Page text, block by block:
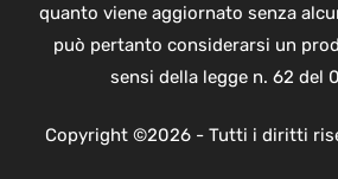
quanto viene aggiornato senza
può pertanto considerarsi un
sensi della legge n. 62 del
Copyright ©2026 - Tutti i diritti